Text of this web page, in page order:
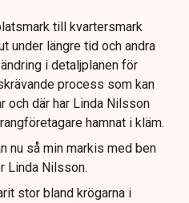
till kvartersmark
under längre tid och andra
i detaljplanen för
process som kan
och där har Linda Nilsson
hamnat i kläm.
nu så min markis med ben
Linda Nilsson.
stor bland krögarna i